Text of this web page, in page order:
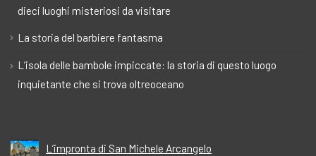
dieci luoghi misteriosi da visitare
La storia del barbiere fantasma
L’isola delle bambole impiccate: la storia di questo luogo
inquietante che si trova oltreoceano
L’impronta di San Michele Arcangelo